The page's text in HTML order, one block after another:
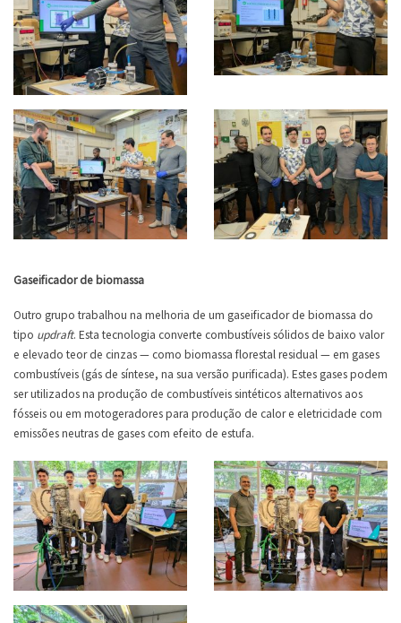
Gaseificador de biomassa
Outro grupo trabalhou na melhoria de um gaseificador de biomassa do
tipo updraft. Esta tecnologia converte combustíveis sólidos de baixo valor
e elevado teor de cinzas — como biomassa florestal residual — em gases
combustíveis (gás de síntese, na sua versão purificada). Estes gases podem
ser utilizados na produção de combustíveis sintéticos alternativos aos
fósseis ou em motogeradores para produção de calor e eletricidade com
emissões neutras de gases com efeito de estufa.